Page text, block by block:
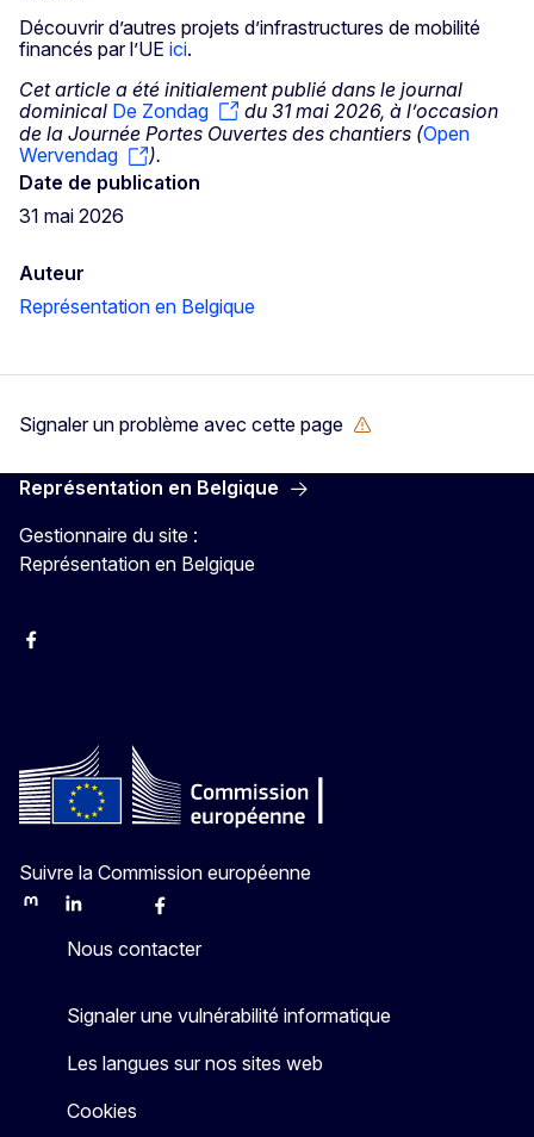
Découvrir d’autres projets d’infrastructures de mobilité
financés par l’UE ici.
Cet article a été initialement publié dans le journal
dominical De Zondag
du 31 mai 2026, à l’occasion
de la Journée Portes Ouvertes des chantiers (Open
Wervendag
).
Date de publication
31 mai 2026
Auteur
Représentation en Belgique
Signaler un problème avec cette page
Représentation en Belgique
Gestionnaire du site :
Représentation en Belgique
Facebook
Suivre la Commission européenne
MastodonLinkedInBlueskyFacebook
Nous contacter
Signaler une vulnérabilité informatique
Les langues sur nos sites web
Cookies